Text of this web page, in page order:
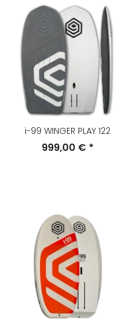
i-99 WINGER PLAY 122
999,00 € *